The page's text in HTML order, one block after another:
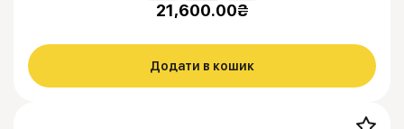
21,600.00₴
Додати в кошик